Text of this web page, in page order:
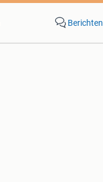
Berichten